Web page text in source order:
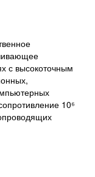
с высокоточным
10⁶